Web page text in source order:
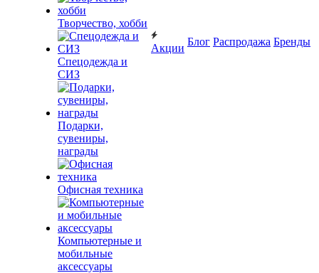
Творчество, хобби
Спецодежда и
СИЗ
Подарки,
сувениры,
награды
Офисная техника
Компьютерные и
мобильные
аксессуары
Акции
Блог Распродажа Бренды